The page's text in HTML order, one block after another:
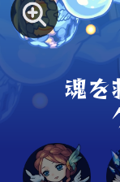
魂を